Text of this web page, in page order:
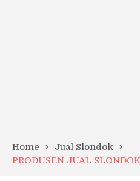
Home
Jual Slondok
PRODUSEN JUAL